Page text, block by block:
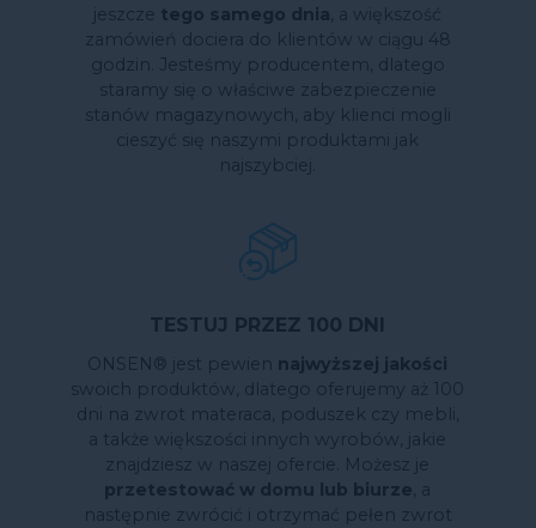
jeszcze tego samego dnia , a większość
zamówień dociera do klientów w ciągu 48
godzin. Jesteśmy producentem, dlatego
staramy się o właściwe zabezpieczenie
stanów magazynowych, aby klienci mogli
cieszyć się naszymi produktami jak
najszybciej.
TESTUJ PRZEZ 100 DNI
ONSEN® jest pewien najwyższej jakości
swoich produktów, dlatego oferujemy aż 100
dni na zwrot materaca, poduszek czy mebli,
a także większości innych wyrobów, jakie
znajdziesz w naszej ofercie. Możesz je
przetestować w domu lub biurze , a
następnie zwrócić i otrzymać pełen zwrot